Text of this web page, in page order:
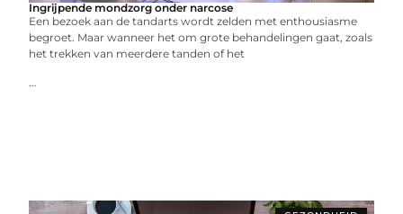
Ingrijpende mondzorg onder narcose
Een bezoek aan de tandarts wordt zelden met enthousiasme
begroet. Maar wanneer het om grote behandelingen gaat, zoals
het trekken van meerdere tanden of het
...